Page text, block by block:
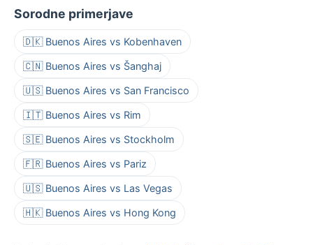
Sorodne primerjave
🇩🇰 Buenos Aires vs Kobenhaven
🇨🇳 Buenos Aires vs Šanghaj
🇺🇸 Buenos Aires vs San Francisco
🇮🇹 Buenos Aires vs Rim
🇸🇪 Buenos Aires vs Stockholm
🇫🇷 Buenos Aires vs Pariz
🇺🇸 Buenos Aires vs Las Vegas
🇭🇰 Buenos Aires vs Hong Kong